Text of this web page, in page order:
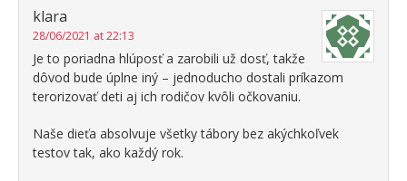
klara
28/06/2021 at 22:13
Je to poriadna hlúposť a zarobili už dosť, takže
dôvod bude úplne iný – jednoducho dostali príkazom
terorizovať deti aj ich rodičov kvôli očkovaniu.
Naše dieťa absolvuje všetky tábory bez akýchkoľvek
testov tak, ako každý rok.